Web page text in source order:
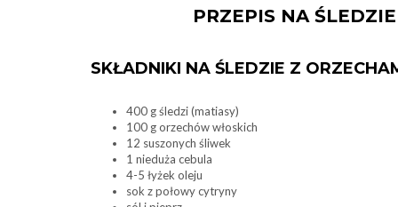
PRZEPIS NA
SKŁADNIKI NA ŚLEDZIE Z
400 g śledzi (matiasy)
100 g orzechów włoskich
12 suszonych śliwek
1 nieduża cebula
4-5 łyżek oleju
sok z połowy cytryny